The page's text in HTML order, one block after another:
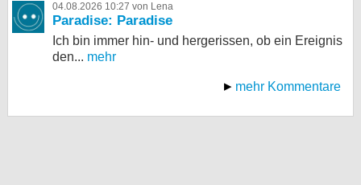
04.08.2026 10:27 von Lena
Paradise: Paradise
Ich bin immer hin- und hergerissen, ob ein Ereignis
den... mehr
mehr Kommentare